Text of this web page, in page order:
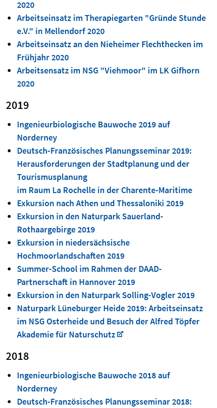
2020
Arbeitseinsatz im Therapiegarten "Gründe Stunde
e.V." in Mellendorf 2020
Arbeitseinsatz an den Nieheimer Flechthecken im
Frühjahr 2020
Arbeitsensatz im NSG "Viehmoor" im LK Gifhorn
2020
2019
Ingenieurbiologische Bauwoche 2019 auf
Norderney
Deutsch-Französisches Planungsseminar 2019:
Herausforderungen der Stadtplanung und der
Tourismusplanung
im Raum La Rochelle in der Charente-Maritime
Exkursion nach Athen und Thessaloniki 2019
Exkursion in den Naturpark Sauerland-
Rothaargebirge 2019
Exkursion in niedersächsische
Hochmoorlandschaften 2019
Summer-School im Rahmen der DAAD-
Partnerschaft in Hannover 2019
Exkursion in den Naturpark Solling-Vogler 2019
Naturpark Lüneburger Heide 2019: Arbeitseinsatz
im NSG Osterheide und Besuch der Alfred Töpfer
Akademie für Naturschutz
2018
Ingenieurbiologische Bauwoche 2018 auf
Norderney
Deutsch-Französisches Planungsseminar 2018: